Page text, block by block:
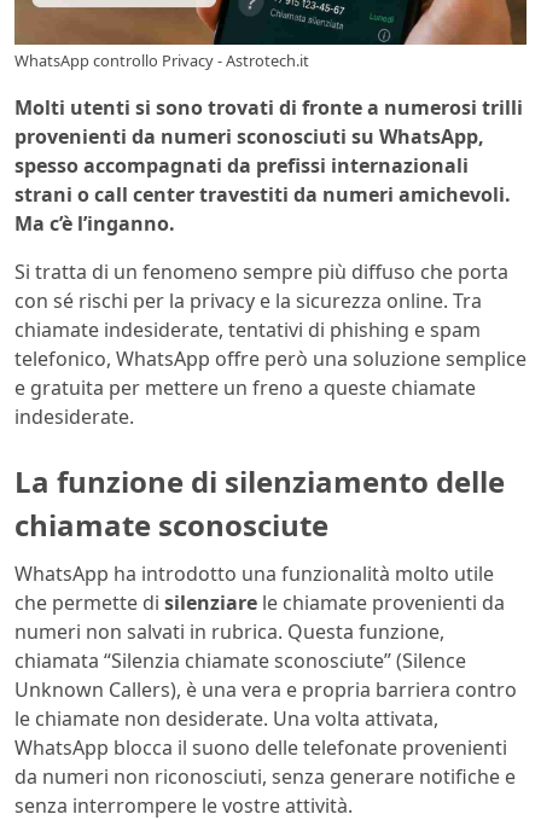
WhatsApp controllo Privacy - Astrotech.it
Molti utenti si sono trovati di fronte a numerosi trilli
provenienti da numeri sconosciuti su WhatsApp,
spesso accompagnati da prefissi internazionali
strani o call center travestiti da numeri amichevoli.
Ma c’è l’inganno.
Si tratta di un fenomeno sempre più diffuso che porta
con sé rischi per la privacy e la sicurezza online. Tra
chiamate indesiderate, tentativi di phishing e spam
telefonico, WhatsApp offre però una soluzione semplice
e gratuita per mettere un freno a queste chiamate
indesiderate.
La funzione di silenziamento delle
chiamate sconosciute
WhatsApp ha introdotto una funzionalità molto utile
che permette di silenziare le chiamate provenienti da
numeri non salvati in rubrica. Questa funzione,
chiamata “Silenzia chiamate sconosciute” (Silence
Unknown Callers), è una vera e propria barriera contro
le chiamate non desiderate. Una volta attivata,
WhatsApp blocca il suono delle telefonate provenienti
da numeri non riconosciuti, senza generare notifiche e
senza interrompere le vostre attività.